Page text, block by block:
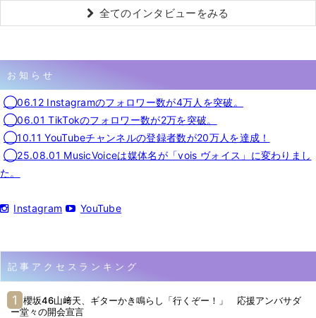
全てのインタビューをみる
お知らせ
◯06.12 Instagramのフォロワー数が4万人を突破。
◯06.01 TikTokのフォロワー数が2万を突破。
◯10.11 YouTubeチャンネルの登録者数が20万人を達成！
◯25.08.01 MusicVoiceは媒体名が「vois ヴォイス」に変わりまし
た。
Instagram YouTube
記事アクセスランキング
櫻坂46山﨑天、ギターかき鳴らし「行くぞー！」 応援アンバサダ
ー堂々の開会宣言